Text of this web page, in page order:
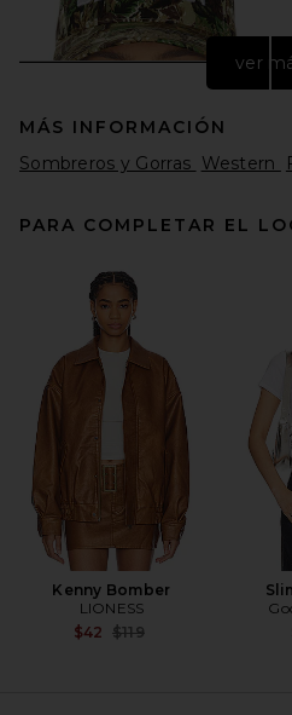
Darlin Heritage Trucker Hat
in Camo & White Puff
Embroidery
Darlin
ver
MÁS INFORMACIÓN
Sombreros y Gorras Western
PARA COMPLETAR EL
Kenny Bomber
LIONESS
$42 Previous price:
$119